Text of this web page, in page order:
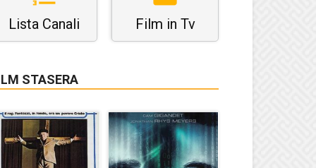
Lista Canali Film in Tv
STASERA